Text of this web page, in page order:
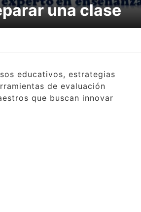
una clase
educativos, estrategias
de evaluación
que buscan innovar